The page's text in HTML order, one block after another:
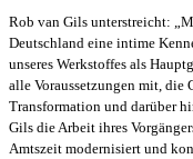
Rob van Gils unterstreicht:
Deutschland eine intime
unseres Werkstoffes als
alle Voraussetzungen mit, die
Transformation und darüber
Gils die Arbeit ihres
Amtszeit modernisiert und